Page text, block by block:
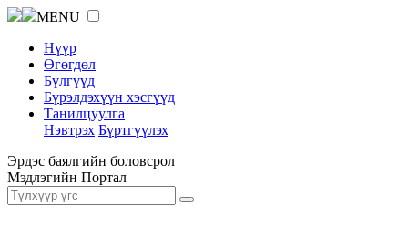
MENU
Нүүр
Өгөгдөл
Бүлгүүд
Бүрэлдэхүүн хэсгүүд
Танилцуулга
Нэвтрэх Бүртгүүлэх
Эрдэс баялгийн боловсрол
Мэдлэгийн Портал